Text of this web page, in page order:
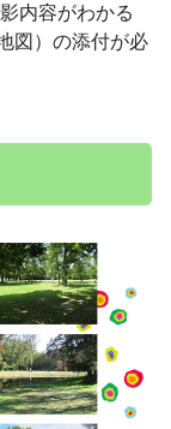
内容がわかる
図）の添付が必